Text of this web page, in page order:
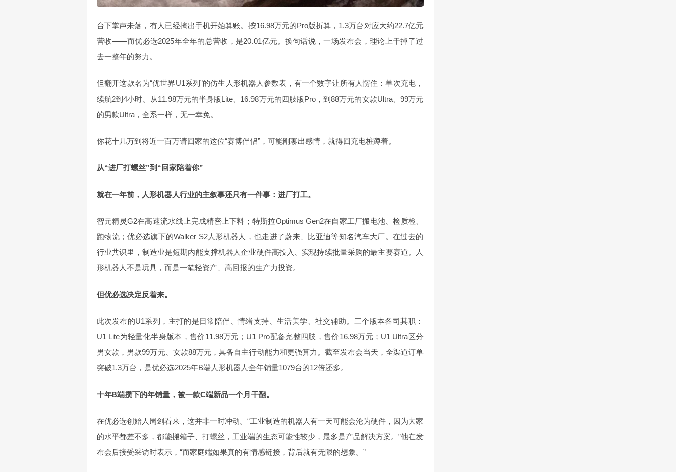
台下掌声未落，有人已经掏出手机开始算账。按16.98万元的Pro版折算，1.3万台对应大约22.7亿元
营收——而优必选2025年全年的总营收，是20.01亿元。换句话说，一场发布会，理论上干掉了过
去一整年的努力。
但翻开这款名为“优世界U1系列”的仿生人形机器人参数表，有一个数字让所有人愣住：单次充电，
续航2到4小时。从11.98万元的半身版Lite、16.98万元的四肢版Pro，到88万元的女款Ultra、99万元
的男款Ultra，全系一样，无一幸免。
你花十几万到将近一百万请回家的这位“赛博伴侣”，可能刚聊出感情，就得回充电桩蹲着。
从“进厂打螺丝”到“回家陪着你”
就在一年前，人形机器人行业的主叙事还只有一件事：进厂打工。
智元精灵G2在高速流水线上完成精密上下料；特斯拉Optimus Gen2在自家工厂搬电池、检质检、
跑物流；优必选旗下的Walker S2人形机器人，也走进了蔚来、比亚迪等知名汽车大厂。在过去的
行业共识里，制造业是短期内能支撑机器人企业硬件高投入、实现持续批量采购的最主要赛道。人
形机器人不是玩具，而是一笔轻资产、高回报的生产力投资。
但优必选决定反着来。
此次发布的U1系列，主打的是日常陪伴、情绪支持、生活美学、社交辅助。三个版本各司其职：
U1 Lite为轻量化半身版本，售价11.98万元；U1 Pro配备完整四肢，售价16.98万元；U1 Ultra区分
男女款，男款99万元、女款88万元，具备自主行动能力和更强算力。截至发布会当天，全渠道订单
突破1.3万台，是优必选2025年B端人形机器人全年销量1079台的12倍还多。
十年B端攒下的年销量，被一款C端新品一个月干翻。
在优必选创始人周剑看来，这并非一时冲动。“工业制造的机器人有一天可能会沦为硬件，因为大家
的水平都差不多，都能搬箱子、打螺丝，工业端的生态可能性较少，最多是产品解决方案。”他在发
布会后接受采访时表示，“而家庭端如果真的有情感链接，背后就有无限的想象。”